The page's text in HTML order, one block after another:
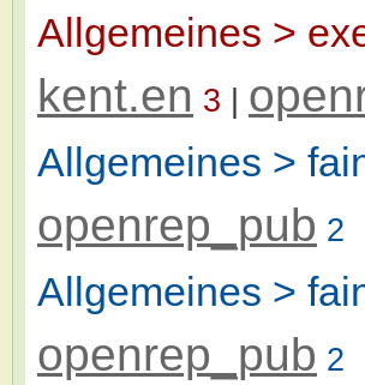
Allgemeines >
kent.en 3 |
Allgemeines >
openrep_pub 2
Allgemeines >
openrep_pub 2